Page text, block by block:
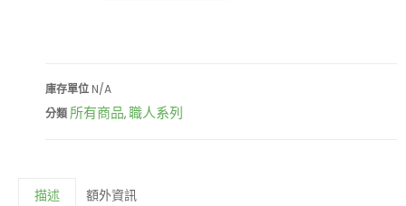
庫存單位 N/A
分類 所有商品,職人系列
描述 額外資訊